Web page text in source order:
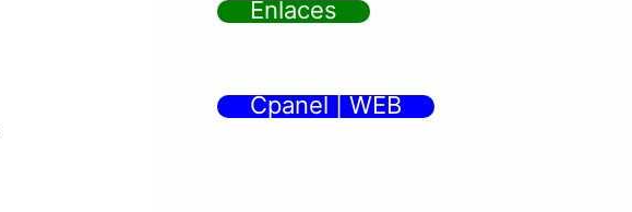
Enlaces
Cpanel | WEB